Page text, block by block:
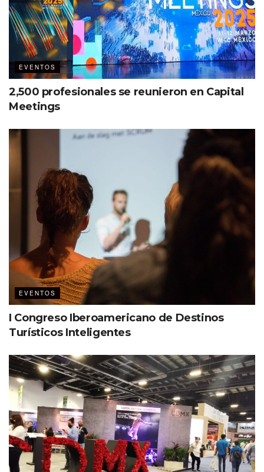
EVENTOS
2,500 profesionales se reunieron en Capital
Meetings
EVENTOS
I Congreso Iberoamericano de Destinos
Turísticos Inteligentes